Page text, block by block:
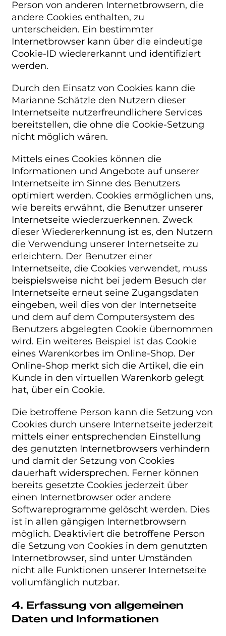
Person von anderen Internetbrowsern, die
andere Cookies enthalten, zu
unterscheiden. Ein bestimmter
Internetbrowser kann über die eindeutige
Cookie-ID wiedererkannt und identifiziert
werden.
Durch den Einsatz von Cookies kann die
Marianne Schätzle den Nutzern dieser
Internetseite nutzerfreundlichere Services
bereitstellen, die ohne die Cookie-Setzung
nicht möglich wären.
Mittels eines Cookies können die
Informationen und Angebote auf unserer
Internetseite im Sinne des Benutzers
optimiert werden. Cookies ermöglichen uns,
wie bereits erwähnt, die Benutzer unserer
Internetseite wiederzuerkennen. Zweck
dieser Wiedererkennung ist es, den Nutzern
die Verwendung unserer Internetseite zu
erleichtern. Der Benutzer einer
Internetseite, die Cookies verwendet, muss
beispielsweise nicht bei jedem Besuch der
Internetseite erneut seine Zugangsdaten
eingeben, weil dies von der Internetseite
und dem auf dem Computersystem des
Benutzers abgelegten Cookie übernommen
wird. Ein weiteres Beispiel ist das Cookie
eines Warenkorbes im Online-Shop. Der
Online-Shop merkt sich die Artikel, die ein
Kunde in den virtuellen Warenkorb gelegt
hat, über ein Cookie.
Die betroffene Person kann die Setzung von
Cookies durch unsere Internetseite jederzeit
mittels einer entsprechenden Einstellung
des genutzten Internetbrowsers verhindern
und damit der Setzung von Cookies
dauerhaft widersprechen. Ferner können
bereits gesetzte Cookies jederzeit über
einen Internetbrowser oder andere
Softwareprogramme gelöscht werden. Dies
ist in allen gängigen Internetbrowsern
möglich. Deaktiviert die betroffene Person
die Setzung von Cookies in dem genutzten
Internetbrowser, sind unter Umständen
nicht alle Funktionen unserer Internetseite
vollumfänglich nutzbar.
4. Erfassung von allgemeinen
Daten und Informationen